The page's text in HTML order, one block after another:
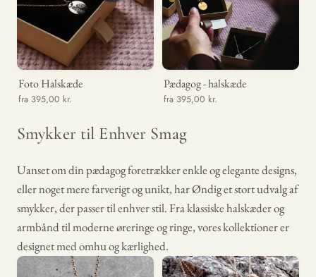
Foto Halskæde
fra 395,00 kr.
Pædagog - halskæde
fra 395,00 kr.
Smykker til Enhver Smag
Uanset om din pædagog foretrækker enkle og elegante designs,
eller noget mere farverigt og unikt, har Øndig et stort udvalg af
smykker, der passer til enhver stil. Fra klassiske halskæder og
armbånd til moderne øreringe og ringe, vores kollektioner er
designet med omhu og kærlighed.